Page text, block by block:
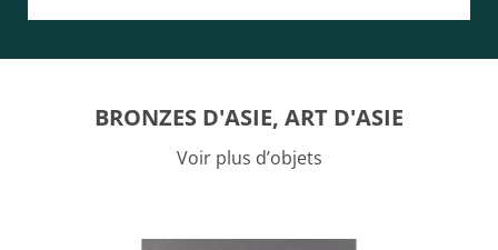
BRONZES D'ASIE, ART D'ASIE
Voir plus d’objets